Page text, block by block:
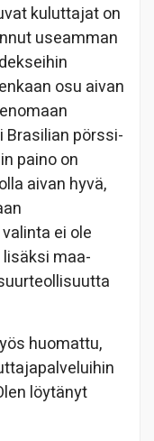
kuluttajat on
useamman
osu aivan
pörssi-
paino on
aivan hyvä,
ei ole
maa-
huomattu,
löytänyt